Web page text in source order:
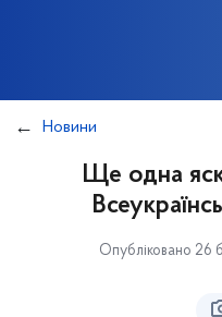
Новини
Ще одна
Опубліковано 26